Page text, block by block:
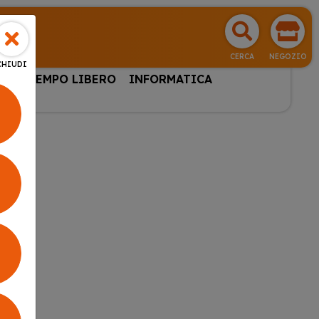
CERCA NEGOZIO
& TEMPO LIBERO
INFORMATICA